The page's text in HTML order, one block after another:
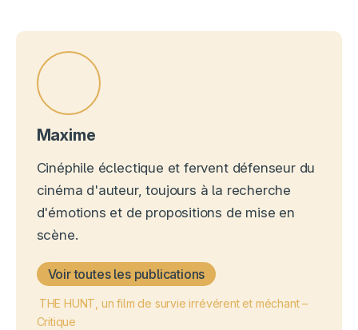
Maxime
Cinéphile éclectique et fervent défenseur du
cinéma d'auteur, toujours à la recherche
d'émotions et de propositions de mise en
scène.
Voir toutes les publications
THE HUNT, un film de survie irrévérent et méchant –
Critique